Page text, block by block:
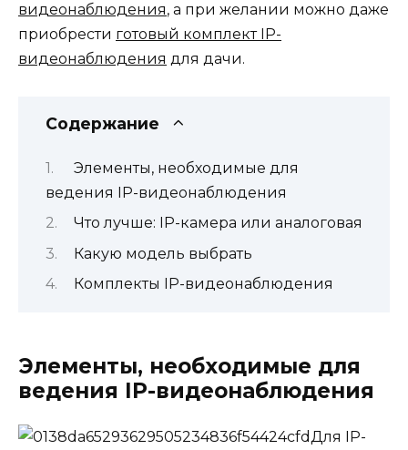
видеонаблюдения, а при желании можно даже
приобрести готовый комплект IP-
видеонаблюдения для дачи.
Содержание
Элементы, необходимые для
ведения IP-видеонаблюдения
Что лучше: IP-камера или аналоговая
Какую модель выбрать
Комплекты IP-видеонаблюдения
Элементы, необходимые для
ведения IP-видеонаблюдения
Для IP-